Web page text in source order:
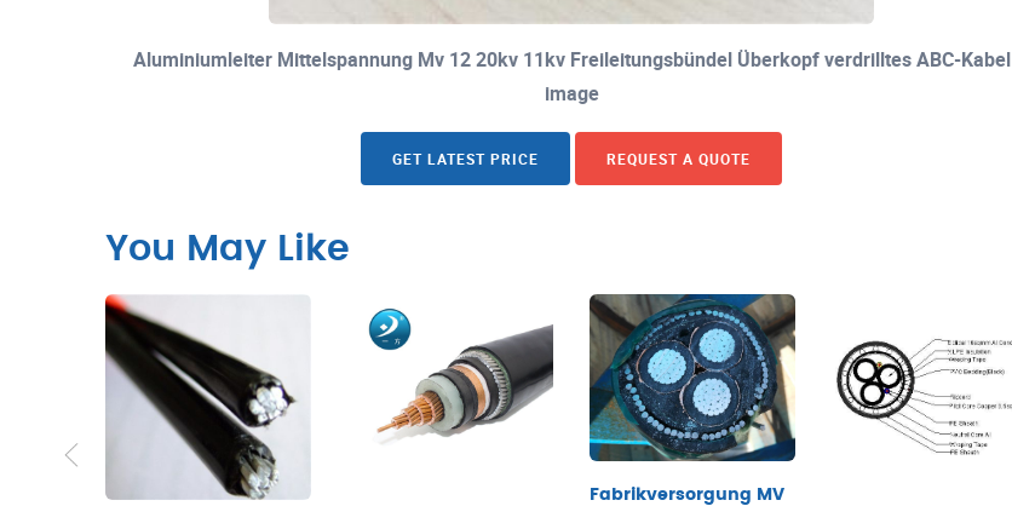
Aluminiumleiter Mittelspannung Mv 12 20kv 11kv Freileitungsbündel Überkopf verdrilltes ABC-Kabel
image
GET LATEST PRICE REQUEST A QUOTE
You May Like
Fabrikversorgung MV